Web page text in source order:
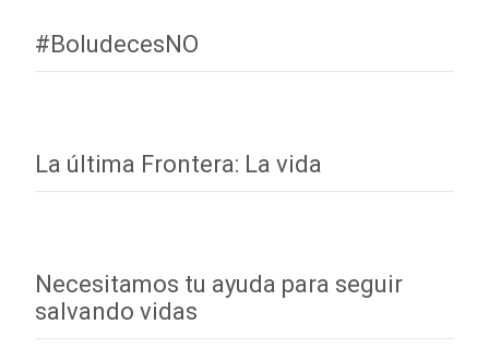
#BoludecesNO
La última Frontera: La vida
Necesitamos tu ayuda para seguir
salvando vidas